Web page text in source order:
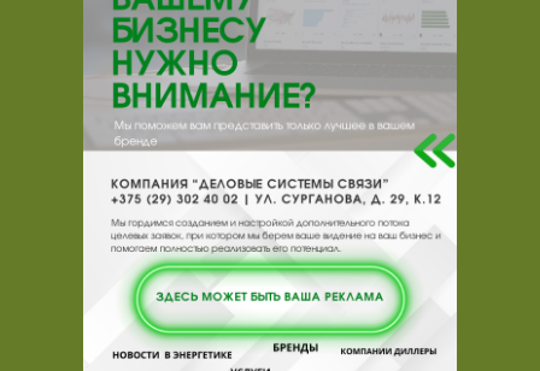
Разработка алгоритмов обработки
видеоданных Обработка видео:
Разработка алгоритмов обработки
видеоданных. Цветокоррекция:
Разработка алгоритмов
цветокоррекции. Устранение дефектов:
Повышение разрешения и детализации.
Включает: кодирование,